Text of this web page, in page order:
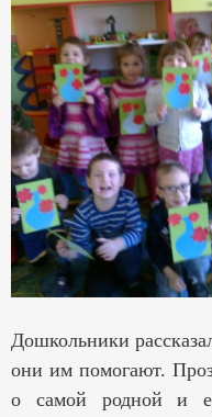
Дошкольники
они им помогают.
о самой родной и